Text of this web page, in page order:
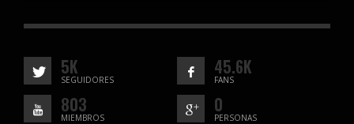
5K
SEGUIDORES
45.6K
FANS
803
MIEMBROS
0
PERSONAS